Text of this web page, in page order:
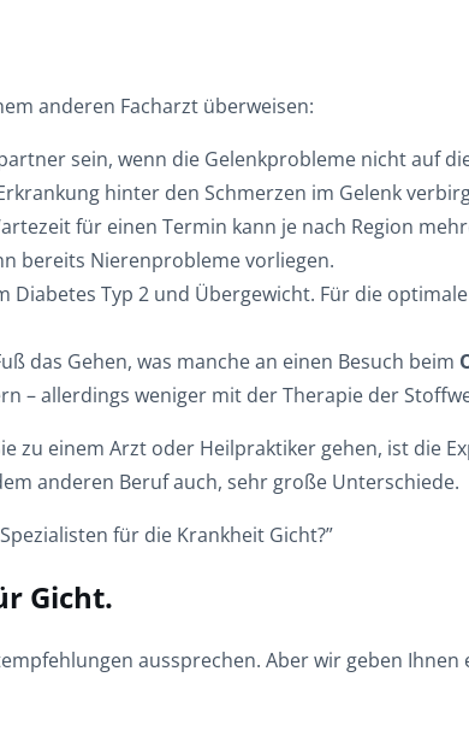
anderen Facharzt überweisen:
sein, wenn die Gelenkprobleme nicht auf
hinter den Schmerzen im Gelenk
für einen Termin kann je nach Region
bereits Nierenprobleme vorliegen.
Typ 2 und Übergewicht. Für die
das Gehen, was manche an einen Besuch beim
– allerdings weniger mit der Therapie der
zu einem Arzt oder Heilpraktiker gehen, ist die
anderen Beruf auch, sehr große Unterschiede.
für die Krankheit Gicht?”
Gicht.
aussprechen. Aber wir geben